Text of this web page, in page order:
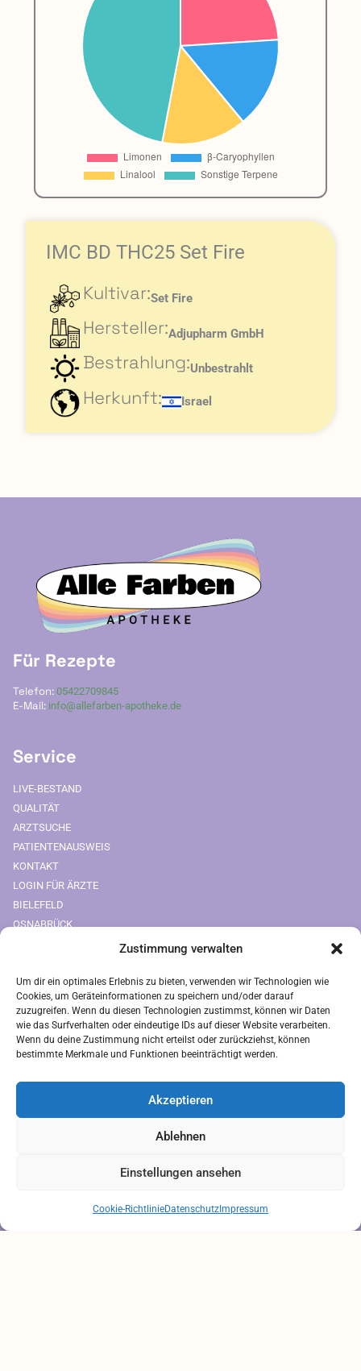
Zustimmung verwalten
Um dir ein optimales Erlebnis zu bieten, verwenden wir Technologien wie
Cookies, um Geräteinformationen zu speichern und/oder darauf
zuzugreifen. Wenn du diesen Technologien zustimmst, können wir Daten
wie das Surfverhalten oder eindeutige IDs auf dieser Website verarbeiten.
Wenn du deine Zustimmung nicht erteilst oder zurückziehst, können
bestimmte Merkmale und Funktionen beeinträchtigt werden.
Akzeptieren
Ablehnen
Einstellungen ansehen
Cookie-RichtlinieDatenschutz Impressum
IMC BD THC25 Set Fire
Kultivar:Set Fire
Hersteller:Adjupharm GmbH
Bestrahlung:Unbestrahlt
Herkunft: Israel
Für Rezepte
Telefon: 05422709845
E-Mail: info@allefarben-apotheke.de
Service
LIVE-BESTAND
QUALITÄT
ARZTSUCHE
PATIENTENAUSWEIS
KONTAKT
LOGIN FÜR ÄRZTE
BIELEFELD
OSNABRÜCK
FREIUMSCHLAG AUSDRUCKEN
Rechtliches
AGB
VERSANDARTEN
Brauchen Sie Hilfe?